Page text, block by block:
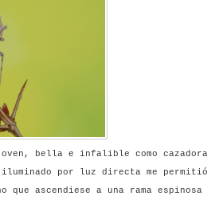
bella e infalible como cazadora
por luz directa me permitió
ascendiese a una rama espinosa